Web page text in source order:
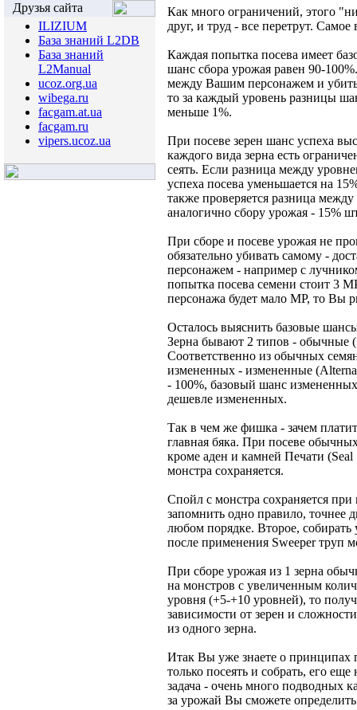
Друзья сайта
ILIZIUM
База знаний L2DB
База знаний
L2Manual
ucoz.org.ua
wibega.ru
facgam.at.ua
facgam.ru
vipers.ucoz.ua
Как много ограничений, этого
друг, и труд - все перетрут.
Каждая попытка посева имеет
шанс сбора урожая равен 90-
между Вашим персонажем и
то за каждый уровень разницы
меньше 1%.
При посеве зерен шанс успеха
каждого вида зерна есть
сеять. Если разница между
успеха посева уменьшается на
также проверяется разница
аналогично сбору урожая - 15%
При сборе и посеве урожая не
обязательно убивать самому -
персонажем - например с
попытка посева семени стоит 3
персонажа будет мало MP, то Вы
Осталось выяснить базовые
Зерна бывают 2 типов - обычные
Соответственно из обычных
измененных - измененные
- 100%, базовый шанс
дешевле измененных.
Так в чем же фишка - зачем
главная бяка. При посеве
кроме аден и камней Печати
монстра сохраняется.
Спойл с монстра сохраняется
запомнить одно правило, точнее
любом порядке. Второе,
после применения Sweeper труп
При сборе урожая из 1 зерна
на монстров с увеличенным
уровня (+5-+10 уровней), то
зависимости от зерен и
из одного зерна.
Итак Вы уже знаете о принципах
только посеять и собрать, его
задача - очень много подводных
за урожай Вы сможете